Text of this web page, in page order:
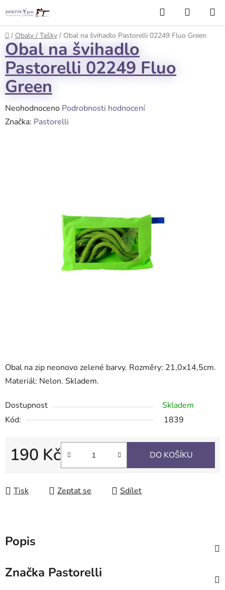
na
obsah
Hledat
KOŠÍK
Domů
/ Obaly / Tašky / Obal na švihadlo Pastorelli 02249 Fluo Green
Obal na zip neonovo zelené barvy. Rozměry: 21,0x14,5cm.
Materiál: Nelon. Skladem.
Dostupnost
Skladem
Kód:
1839
190 Kč DO KOŠÍKU
Tisk Zeptat se Sdílet
Obal na švihadlo
Pastorelli 02249 Fluo
Green
Průměrné
hodnocení
Neohodnoceno Podrobnosti hodnocení
Značka: Pastorelli
Popis
Značka Pastorelli